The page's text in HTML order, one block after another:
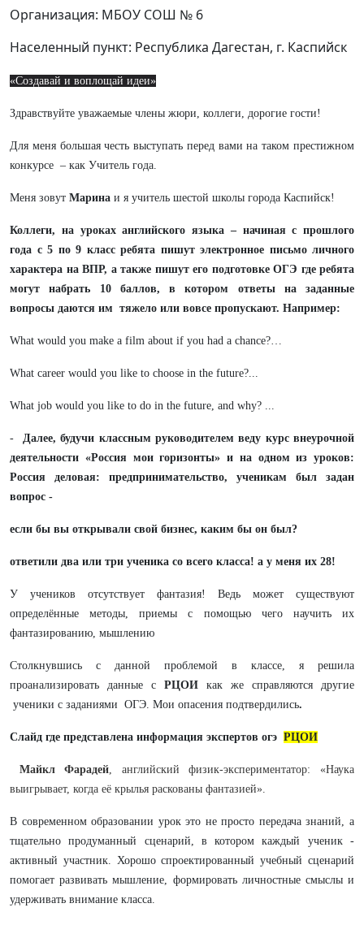
Организация: МБОУ СОШ № 6
Населенный пункт: Республика Дагестан, г. Каспийск
«Создавай и воплощай идеи»
Здравствуйте уважаемые члены жюри, коллеги, дорогие гости!
Для меня большая честь выступать перед вами на таком престижном
конкурсе – как Учитель года.
Меня зовут Марина и я учитель шестой школы города Каспийск!
Коллеги, на уроках английского языка – начиная с прошлого
года с 5 по 9 класс ребята пишут электронное письмо личного
характера на ВПР, а также пишут его подготовке ОГЭ где ребята
могут набрать 10 баллов, в котором ответы на заданные
вопросы даются им тяжело или вовсе пропускают. Например:
What would you make a film about if you had a chance?…
What career would you like to choose in the future?...
What job would you like to do in the future, and why? ...
- Далее,будучи классным руководителем веду курс внеурочной
деятельности «Россия мои горизонты» и на одном из уроков:
Россия деловая: предпринимательство, ученикам был задан
вопрос -
если бы вы открывали свой бизнес, каким бы он был?
ответили два или три ученика со всего класса! а у меня их 28!
У учеников отсутствует фантазия! Ведь может существуют
определённые методы, приемы с помощью чего научить их
фантазированию, мышлению
Столкнувшись с данной проблемой в классе, я решила
проанализировать данные с РЦОИ как же справляются другие
ученики с заданиями ОГЭ. Мои опасения подтвердились.
Слайд где представлена информация экспертов огэ РЦОИ
Майкл Фарадей, английский физик-экспериментатор: «Наука
выигрывает, когда её крылья раскованы фантазией».
В современном образовании урок это не просто передача знаний, а
тщательно продуманный сценарий, в котором каждый ученик -
активный участник. Хорошо спроектированный учебный сценарий
помогает развивать мышление, формировать личностные смыслы и
удерживать внимание класса.